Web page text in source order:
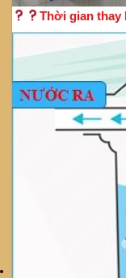
Thời gian thay